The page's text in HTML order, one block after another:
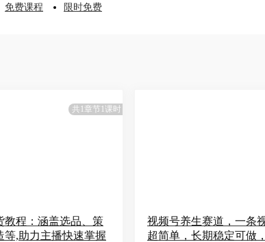
免费课程 限时免费
共1章节1课时
教程：涵盖选品、策
等,助力主播快速掌握
视频号养生赛道，一条
超简单，长期稳定可做